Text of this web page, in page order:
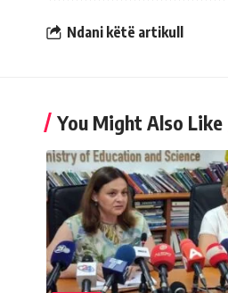
Ndani këtë artikull
You Might Also Like